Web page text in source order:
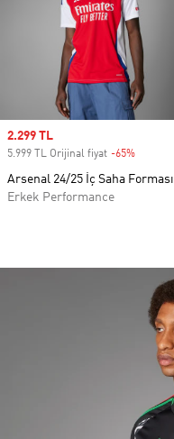
Sale price
2.299 TL
5.999 TL Orijinal fiyat -65%
Arsenal 24/25 İç Saha Forması
Erkek Performance